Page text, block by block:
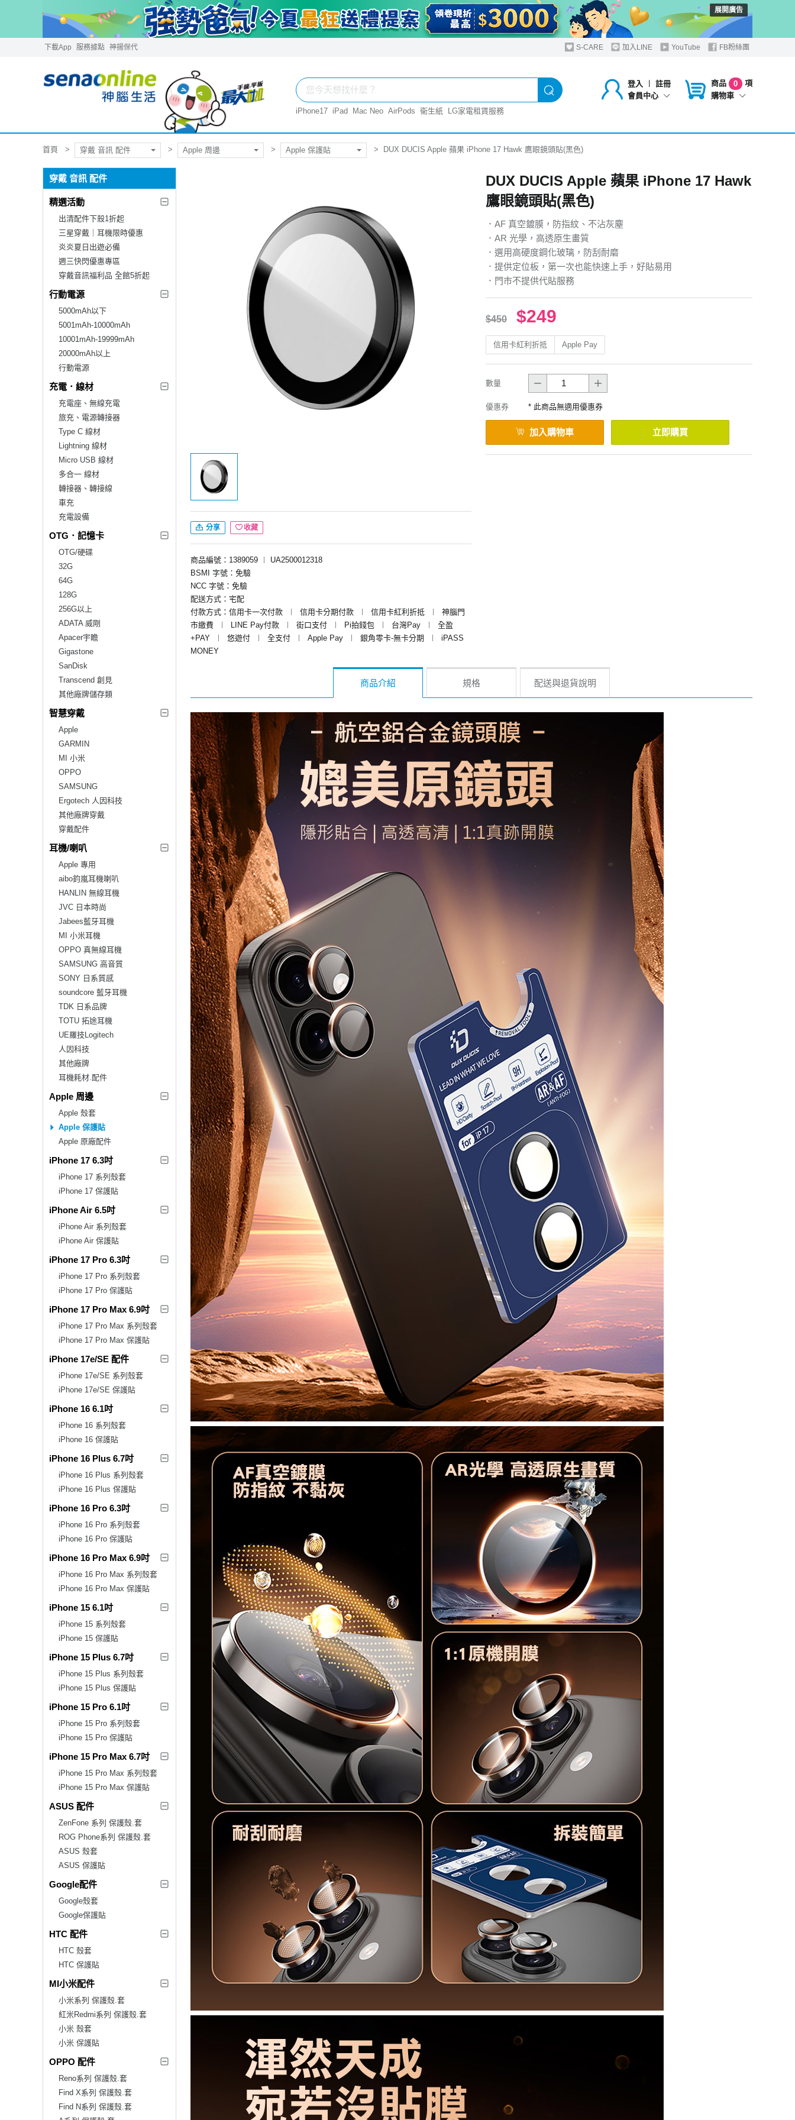
展開廣告
下載App 服務據點 神揚保代 S-CARE 加入LINE YouTube FB粉絲團
登入 ︱
註冊
會員中心
商品 0
項
購物車
iPhone17 iPad Mac Neo AirPods 衛生紙 LG家電租賃服務
首頁 穿戴 音訊 配件 Apple 周邊 Apple 保護貼 DUX DUCIS Apple 蘋果 iPhone 17 Hawk 鷹眼鏡頭貼(黑色)
穿戴 音訊 配件
精選活動
出清配件下殺1折起
三星穿戴｜耳機限時優惠
炎炎夏日出遊必備
週三快閃優惠專區
穿戴音訊福利品 全館5折起
行動電源
5000mAh以下
5001mAh-10000mAh
10001mAh-19999mAh
20000mAh以上
行動電源
充電．線材
充電座、無線充電
旅充、電源轉接器
Type C 線材
Lightning 線材
Micro USB 線材
多合一 線材
轉接器、轉接線
車充
充電設備
OTG．記憶卡
OTG/硬碟
32G
64G
128G
256G以上
ADATA 威剛
Apacer宇瞻
Gigastone
SanDisk
Transcend 創見
其他廠牌儲存類
智慧穿戴
Apple
GARMIN
MI 小米
OPPO
SAMSUNG
Ergotech 人因科技
其他廠牌穿戴
穿戴配件
耳機/喇叭
Apple 專用
aibo鈞嵐耳機喇叭
HANLIN 無線耳機
JVC 日本時尚
Jabees藍牙耳機
MI 小米耳機
OPPO 真無線耳機
SAMSUNG 高音質
SONY 日系質感
soundcore 藍牙耳機
TDK 日系品牌
TOTU 拓途耳機
UE羅技Logitech
人因科技
其他廠牌
耳機耗材.配件
Apple 周邊
Apple 殼套
Apple 保護貼
Apple 原廠配件
iPhone 17 6.3吋
iPhone 17 系列殼套
iPhone 17 保護貼
iPhone Air 6.5吋
iPhone Air 系列殼套
iPhone Air 保護貼
iPhone 17 Pro 6.3吋
iPhone 17 Pro 系列殼套
iPhone 17 Pro 保護貼
iPhone 17 Pro Max 6.9吋
iPhone 17 Pro Max 系列殼套
iPhone 17 Pro Max 保護貼
iPhone 17e/SE 配件
iPhone 17e/SE 系列殼套
iPhone 17e/SE 保護貼
iPhone 16 6.1吋
iPhone 16 系列殼套
iPhone 16 保護貼
iPhone 16 Plus 6.7吋
iPhone 16 Plus 系列殼套
iPhone 16 Plus 保護貼
iPhone 16 Pro 6.3吋
iPhone 16 Pro 系列殼套
iPhone 16 Pro 保護貼
iPhone 16 Pro Max 6.9吋
iPhone 16 Pro Max 系列殼套
iPhone 16 Pro Max 保護貼
iPhone 15 6.1吋
iPhone 15 系列殼套
iPhone 15 保護貼
iPhone 15 Plus 6.7吋
iPhone 15 Plus 系列殼套
iPhone 15 Plus 保護貼
iPhone 15 Pro 6.1吋
iPhone 15 Pro 系列殼套
iPhone 15 Pro 保護貼
iPhone 15 Pro Max 6.7吋
iPhone 15 Pro Max 系列殼套
iPhone 15 Pro Max 保護貼
ASUS 配件
ZenFone 系列 保護殼.套
ROG Phone系列 保護殼.套
ASUS 殼套
ASUS 保護貼
Google配件
Google殼套
Google保護貼
HTC 配件
HTC 殼套
HTC 保護貼
MI小米配件
小米系列 保護殼.套
紅米Redmi系列 保護殼.套
小米 殼套
小米 保護貼
OPPO 配件
Reno系列 保護殼.套
Find X系列 保護殼.套
Find N系列 保護殼.套
分享 收藏
商品編號：1389059 ︱
UA2500012318
BSMI 字號：免驗
NCC 字號：免驗
配送方式：宅配
付款方式：信用卡一次付款
︱ 信用卡分期付款 ︱ 信用卡紅利折抵 ︱
神腦門
市繳費
︱ LINE Pay付款 ︱ 街口支付 ︱ Pi拍錢包 ︱ 台灣Pay ︱
全盈
+PAY
︱ 悠遊付 ︱ 全支付 ︱ Apple Pay ︱ 銀角零卡-無卡分期 ︱
iPASS
MONEY
DUX DUCIS Apple 蘋果 iPhone 17 Hawk
鷹眼鏡頭貼(黑色)
．AF 真空鍍膜，防指紋、不沾灰塵
．AR 光學，高透原生畫質
．選用高硬度鋼化玻璃，防刮耐磨
．提供定位板，第一次也能快速上手，好貼易用
．門市不提供代貼服務
$450 $249
信用卡紅利折抵 Apple Pay
數量
優惠券 * 此商品無適用優惠券
加入購物車 立即購買
商品介紹 規格 配送與退貨說明